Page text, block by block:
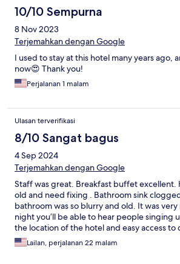
10/10 Sempurna
8 Nov 2023
Terjemahkan dengan Google
I used to stay at this hotel many years ago,
now😍 Thank you!
Perjalanan 1 malam
Ulasan terverifikasi
8/10 Sangat bagus
4 Sep 2024
Terjemahkan dengan Google
Staff was great. Breakfast buffet excellent.
old and need fixing . Bathroom sink
bathroom was so blurry and old. It was
night you’ll be able to hear people singing
the location of the hotel and easy access to
shopping around but the hotel rooms were
Lailan, perjalanan 22 malam